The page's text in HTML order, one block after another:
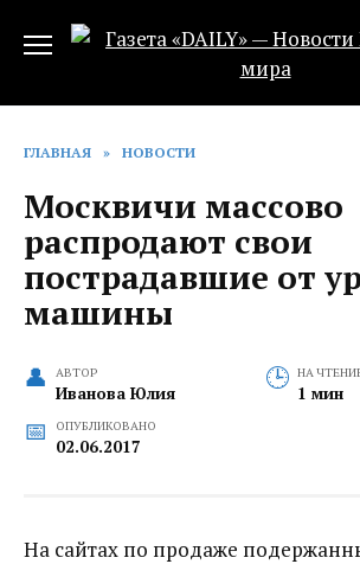
ГЛАВНАЯ » НОВОСТИ
Москвичи массово
распродают свои
пострадавшие от
машины
АВТОР
Иванова Юлия
НА
1 мин
ОПУБЛИКОВАНО
02.06.2017
На сайтах по продаже